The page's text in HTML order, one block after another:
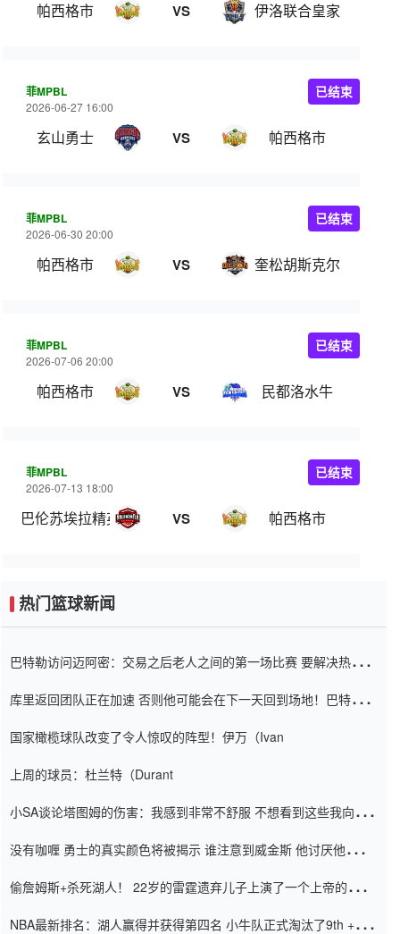
帕西格市 VS 伊洛联合皇家
菲MPBL
2026-06-27 16:00
玄山勇士 VS 帕西格市
已结束
菲MPBL
2026-06-30 20:00
帕西格市 VS 奎松胡斯克尔
已结束
菲MPBL
2026-07-06 20:00
帕西格市 VS 民都洛水牛
已结束
菲MPBL
2026-07-13 18:00
巴伦苏埃拉精英 VS 帕西格市
已结束
热门篮球新闻
巴特勒访问迈阿密：交易之后老人之间的第一场比赛 要解决热情的
库里返回团队正在加速 否则他可能会在下一天回到场地！巴特勒迈
国家橄榄球队改变了令人惊叹的阵型！伊万（Ivan
上周的球员：杜兰特（Durant
小SA谈论塔图姆的伤害：我感到非常不舒服 不想看到这些我向他
没有咖喱 勇士的真实颜色将被揭示 谁注意到威金斯 他讨厌他的老
偷詹姆斯+杀死湖人！ 22岁的雷霆遗弃儿子上演了一个上帝的剧
NBA最新排名：湖人赢得并获得第四名 小牛队正式淘汰了9th + 76